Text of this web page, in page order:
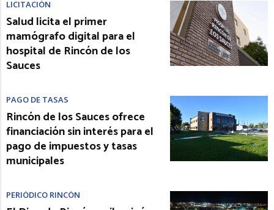
LICITACIÓN
Salud licita el primer
mamógrafo digital para el
hospital de Rincón de los
Sauces
PAGO DE TASAS
Rincón de los Sauces ofrece
financiación sin interés para el
pago de impuestos y tasas
municipales
PERIÓDICO RINCÓN